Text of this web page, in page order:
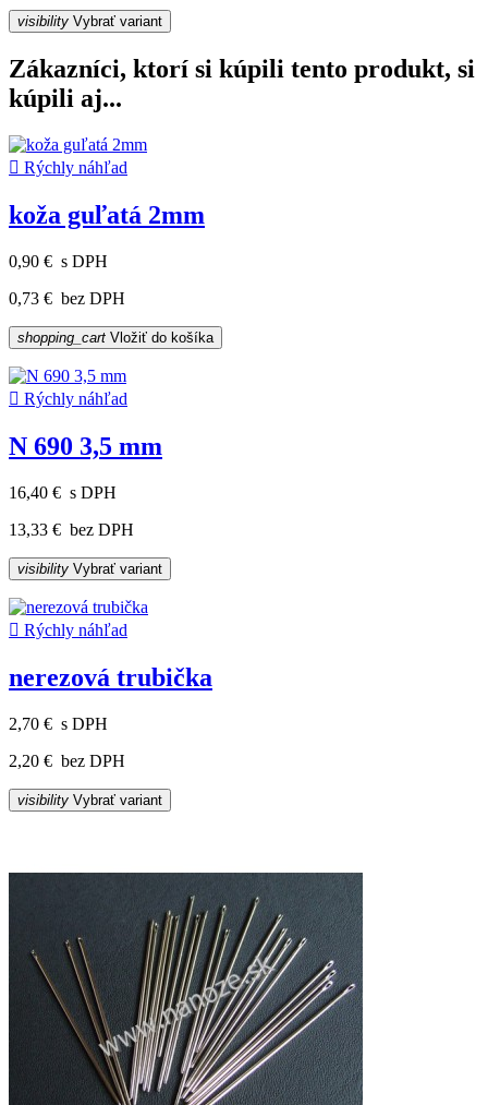
visibility Vybrať variant
Zákazníci, ktorí si kúpili tento produkt, si
kúpili aj...
 Rýchly náhľad
koža guľatá 2mm
0,90 € s DPH
0,73 € bez DPH
shopping_cart Vložiť do košíka
 Rýchly náhľad
N 690 3,5 mm
16,40 € s DPH
13,33 € bez DPH
visibility Vybrať variant
 Rýchly náhľad
nerezová trubička
2,70 € s DPH
2,20 € bez DPH
visibility Vybrať variant